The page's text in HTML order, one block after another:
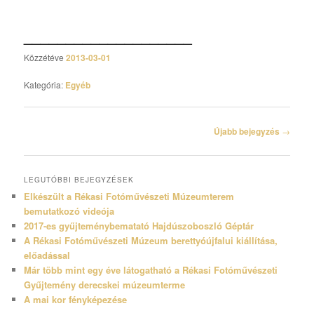
Közzétéve2013-03-01
Kategória: Egyéb
Újabb bejegyzés →
LEGUTÓBBI BEJEGYZÉSEK
Elkészült a Rékasi Fotóművészeti Múzeumterem
bemutatkozó videója
2017-es gyűjteménybematató Hajdúszoboszló Géptár
A Rékasi Fotóművészeti Múzeum berettyóújfalui kiállítása,
előadással
Már több mint egy éve látogatható a Rékasi Fotóművészeti
Gyűjtemény derecskei múzeumterme
A mai kor fényképezése